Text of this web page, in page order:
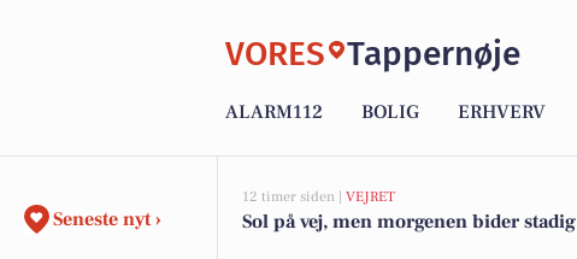
VORES Tappernøje
ALARM112 BOLIG ERHVERV
Seneste nyt ›
12 timer siden | VEJRET
Sol på vej, men morgenen bider stadig